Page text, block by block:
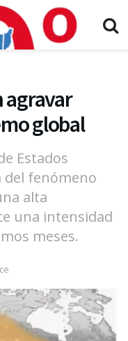
agravar
global
Estados
del fenómeno
alta
una intensidad
meses.